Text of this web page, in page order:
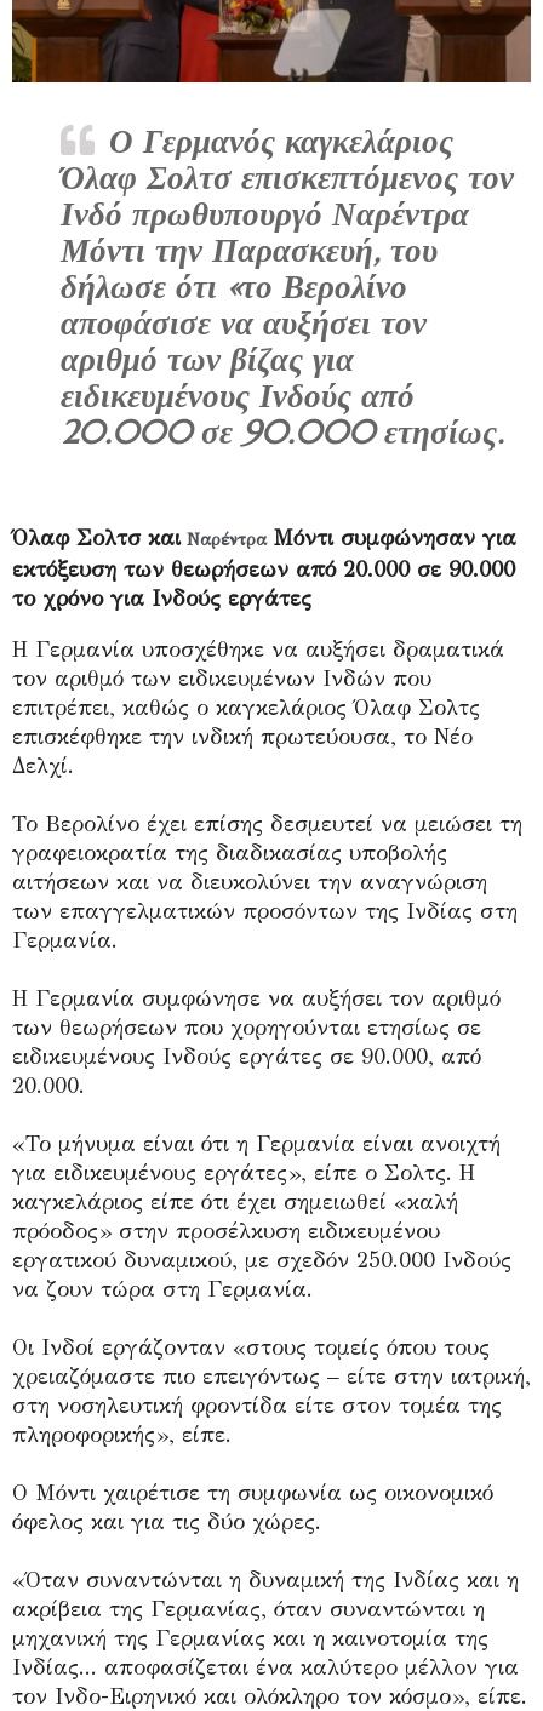
Ο Γερμανός καγκελάριος
Όλαφ Σολτσ επισκεπτόμενος τον
Ινδό πρωθυπουργό Ναρέντρα
Μόντι την Παρασκευή, του
δήλωσε ότι «το Βερολίνο
αποφάσισε να αυξήσει τον
αριθμό των βίζας για
ειδικευμένους Ινδούς από
20.000 σε 90.000 ετησίως.
Όλαφ Σολτσ και ΝαρέντραΜόντι συμφώνησαν για
εκτόξευση των θεωρήσεων από 20.000 σε 90.000
το χρόνο για Ινδούς εργάτες
Η Γερμανία υποσχέθηκε να αυξήσει δραματικά
τον αριθμό των ειδικευμένων Ινδών που
επιτρέπει, καθώς ο καγκελάριος Όλαφ Σολτς
επισκέφθηκε την ινδική πρωτεύουσα, το Νέο
Δελχί.
Το Βερολίνο έχει επίσης δεσμευτεί να μειώσει τη
γραφειοκρατία της διαδικασίας υποβολής
αιτήσεων και να διευκολύνει την αναγνώριση
των επαγγελματικών προσόντων της Ινδίας στη
Γερμανία.
Η Γερμανία συμφώνησε να αυξήσει τον αριθμό
των θεωρήσεων που χορηγούνται ετησίως σε
ειδικευμένους Ινδούς εργάτες σε 90.000, από
20.000.
«Το μήνυμα είναι ότι η Γερμανία είναι ανοιχτή
για ειδικευμένους εργάτες», είπε ο Σολτς. Η
καγκελάριος είπε ότι έχει σημειωθεί «καλή
πρόοδος» στην προσέλκυση ειδικευμένου
εργατικού δυναμικού, με σχεδόν 250.000 Ινδούς
να ζουν τώρα στη Γερμανία.
Οι Ινδοί εργάζονταν «στους τομείς όπου τους
χρειαζόμαστε πιο επειγόντως – είτε στην ιατρική,
στη νοσηλευτική φροντίδα είτε στον τομέα της
πληροφορικής», είπε.
Ο Μόντι χαιρέτισε τη συμφωνία ως οικονομικό
όφελος και για τις δύο χώρες.
«Όταν συναντώνται η δυναμική της Ινδίας και η
ακρίβεια της Γερμανίας, όταν συναντώνται η
μηχανική της Γερμανίας και η καινοτομία της
Ινδίας... αποφασίζεται ένα καλύτερο μέλλον για
τον Ινδο-Ειρηνικό και ολόκληρο τον κόσμο», είπε.